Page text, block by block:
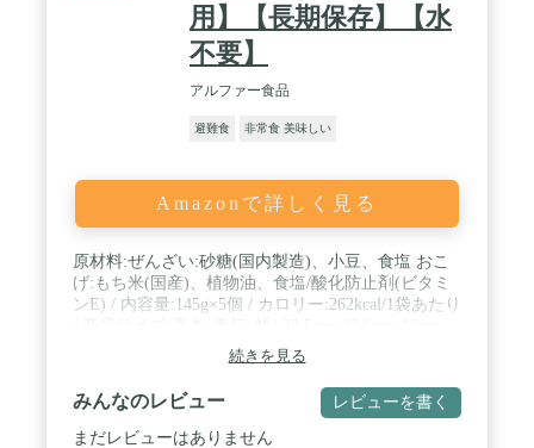
用】【長期保存】【水
不要】
アルファー食品
避難食 非常食 美味しい
Amazonで詳しく見る
原材料:ぜんざい:砂糖(国内製造)、小豆、食塩 おこ
げ:もち米(国産)、植物油、食塩/酸化防止剤(ビタミ
ンE) / 内容量:145g×5個 / カロリー:262kcal/1袋あたり
続きを見る
みんなのレビュー レビューを書く
まだレビューはありません